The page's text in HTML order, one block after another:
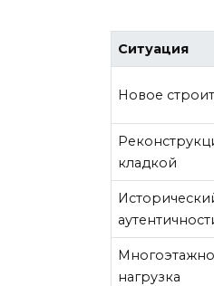
Ситуация
Новое
кладкой
нагрузка